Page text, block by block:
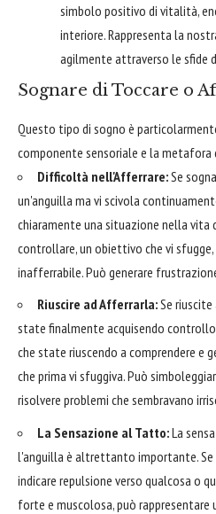
simbolo positivo di vitalità,
interiore. Rappresenta la
agilmente attraverso le sfide
Sognare di Toccare o
Questo tipo di sogno è
componente sensoriale e la metafora
Difficoltà nell'Afferrare:Se
un'anguilla ma vi scivola
chiaramente una situazione nella vita
controllare, un obiettivo che vi sfugge,
inafferrabile. Può generare
Riuscire ad Afferrarla:Se
state finalmente acquisendo
che state riuscendo a comprendere e
che prima vi sfuggiva. Può
risolvere problemi che sembravano
La Sensazione al Tatto:La
l'anguilla è altrettanto importante. Se
indicare repulsione verso qualcosa o
forte e muscolosa, può rappresentare